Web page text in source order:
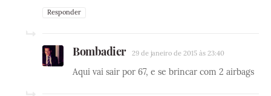
Responder
Bombadier 29 de janeiro de 2015 às 23:40
Aqui vai sair por 67, e se brincar com 2 airbags